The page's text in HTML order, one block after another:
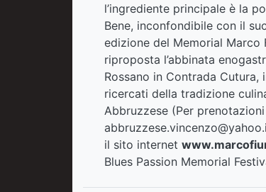
l’ingrediente principale è la
Bene, inconfondibile con il
edizione del Memorial Marco
riproposta l’abbinata
Rossano in Contrada
ricercati della tradizione
Abbruzzese (Per
il sito internet
Blues Passion Memorial